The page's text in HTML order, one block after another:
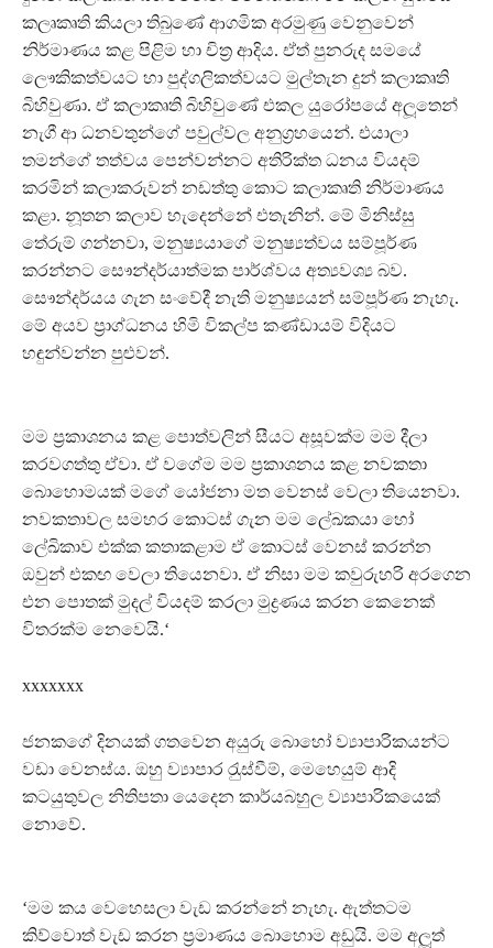
කලෘකෘති කියලා තිබුණේ ආගමික අරමුණු වෙනුවෙන්
නිර්මාණය කළ පිළිම හා චිත‍්‍ර ආදිය. ඒත් පුනරුද සමයේ
ලෞකිකත්වයට හා පුද්ගලිකත්වයට මුල්තැන දුන් කලාකෘති
බිහිවුණා. ඒ කලාකෘති බිහිවුණේ එකල යුරෝපයේ අලූතෙන්
නැගී ආ ධනවතුන්ගේ පවුල්වල අනුග‍්‍රහයෙන්. එයාලා
තමන්ගේ තත්වය පෙන්වන්නට අතිරික්ත ධනය වියදම්
කරමින් කලාකරුවන් නඩත්තු කොට කලාකෘති නිර්මාණය
කළා. නූතන කලාව හැදෙන්නේ එතැනින්. මේ මිනිස්සු
තේරුම් ගන්නවා, මනුෂ්‍යයාගේ මනුෂ්‍යත්වය සම්පූර්ණ
කරන්නට සෞන්දර්යාත්මක පාර්ශ්වය අත්‍යවශ්‍ය බව.
සෞන්දර්යය ගැන සංවේදී නැති මනුෂ්‍යයන් සම්පූර්ණ නැහැ.
මේ අයව ප‍්‍රාග්ධනය හිමි විකල්ප කණ්ඩායම් විදියට
හඳුන්වන්න පුළුවන්.
මම ප‍්‍රකාශනය කළ පොත්වලින් සීයට අසූවක්ම මම දීලා
කරවගත්තු ඒවා. ඒ වගේම මම ප‍්‍රකාශනය කළ නවකතා
බොහොමයක් මගේ යෝජනා මත වෙනස් වෙලා තියෙනවා.
නවකතාවල සමහර කොටස් ගැන මම ලේඛකයා හෝ
ලේඛිකාව එක්ක කතාකළාම ඒ කොටස් වෙනස් කරන්න
ඔවුන් එකඟ වෙලා තියෙනවා. ඒ නිසා මම කවුරුහරි අරගෙන
එන පොතක් මුදල් වියදම් කරලා මුද්‍රණය කරන කෙනෙක්
විතරක්ම නෙවෙයි.‘
xxxxxxx
ජනකගේ දිනයක් ගතවෙන අයුරු බොහෝ ව්‍යාපාරිකයන්ට
වඩා වෙනස්ය. ඔහු ව්‍යාපාර රැුස්වීම්, මෙහෙයුම් ආදි
කටයුතුවල නිතිපතා යෙදෙන කාර්යබහුල ව්‍යාපාරිකයෙක්
නොවේ.
‘මම කය වෙහෙසලා වැඩ කරන්නේ නැහැ. ඇත්තටම
කිව්වොත් වැඩ කරන ප‍්‍රමාණය බොහොම අඩුයි. මම අලූත්